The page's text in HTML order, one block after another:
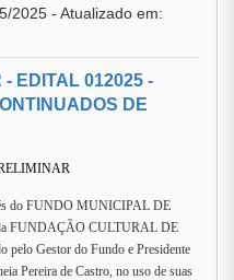
2025 - Atualizado em:
- EDITAL 012025 -
DE
do FUNDO MUNICIPAL DE
FUNDAÇÃO CULTURAL DE
pelo Gestor do Fundo e Presidente
Pereira de Castro, no uso de suas